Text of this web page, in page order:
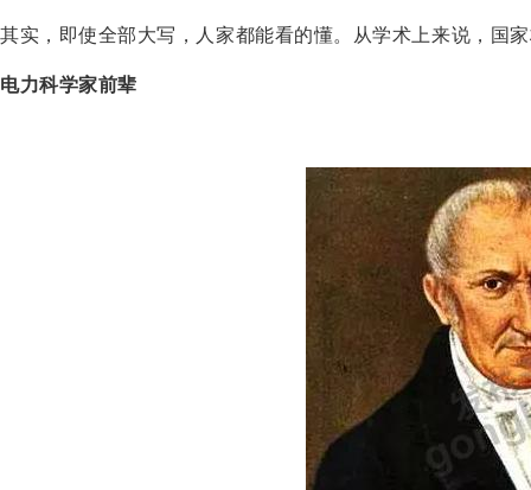
其实，即使全部大写，人家都能看的懂。从学术上来说，国
电力科学家前辈